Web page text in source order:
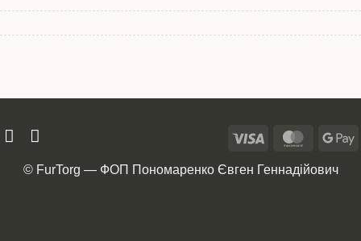
© FurTorg — ФОП Пономаренко Євген Геннадійович